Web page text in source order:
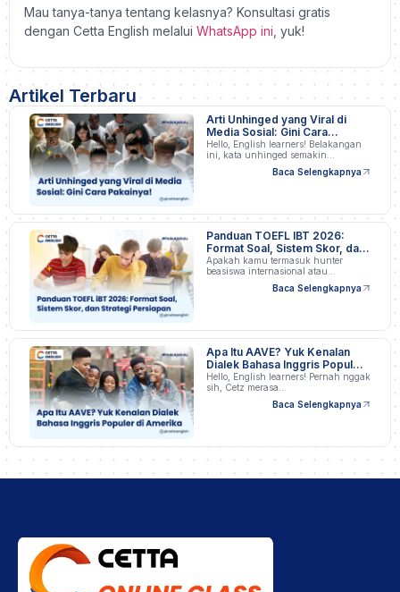
Mau tanya-tanya tentang kelasnya? Konsultasi gratis
dengan Cetta English melalui WhatsApp ini , yuk!
Artikel Terbaru
Arti Unhinged yang Viral di
Media Sosial: Gini Cara
Pakainya!
Hello, English learners! Belakangan
ini, kata unhinged semakin…
Baca Selengkapnya
Panduan TOEFL IBT 2026:
Format Soal, Sistem Skor, dan
Strategi Persiapan
Apakah kamu termasuk hunter
beasiswa internasional atau
Baca Selengkapnya
Apa Itu AAVE? Yuk Kenalan
Dialek Bahasa Inggris Populer
di Amerika
Hello, English learners! Pernah nggak
sih, Cetz merasa…
Baca Selengkapnya